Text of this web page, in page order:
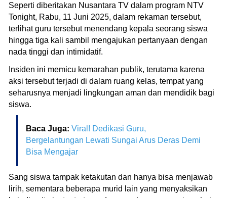
Seperti diberitakan Nusantara TV dalam program NTV
Tonight, Rabu, 11 Juni 2025, dalam rekaman tersebut,
terlihat guru tersebut menendang kepala seorang siswa
hingga tiga kali sambil mengajukan pertanyaan dengan
nada tinggi dan intimidatif.
Insiden ini memicu kemarahan publik, terutama karena
aksi tersebut terjadi di dalam ruang kelas, tempat yang
seharusnya menjadi lingkungan aman dan mendidik bagi
siswa.
Baca Juga: Viral! Dedikasi Guru,
Bergelantungan Lewati Sungai Arus Deras Demi
Bisa Mengajar
Sang siswa tampak ketakutan dan hanya bisa menjawab
lirih, sementara beberapa murid lain yang menyaksikan